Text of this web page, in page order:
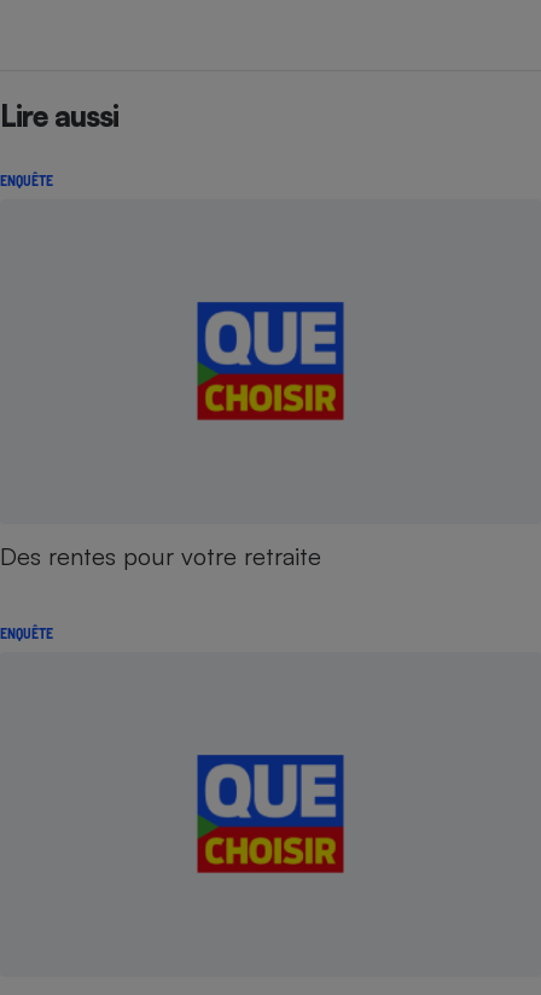
Lire aussi
ENQUÊTE
Des rentes pour votre retraite
ENQUÊTE